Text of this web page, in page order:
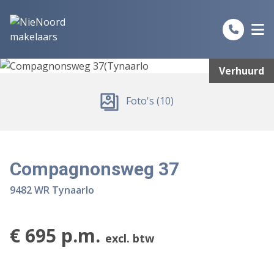
Verhuurd
Foto's (10)
Compagnonsweg 37
9482 WR Tynaarlo
€ 695 p.m. excl. btw